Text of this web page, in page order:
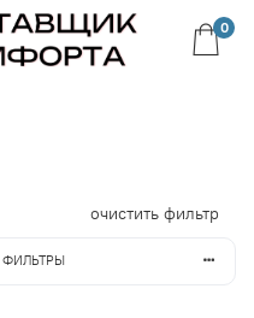
0
очистить фильтр
ФИЛЬТРЫ